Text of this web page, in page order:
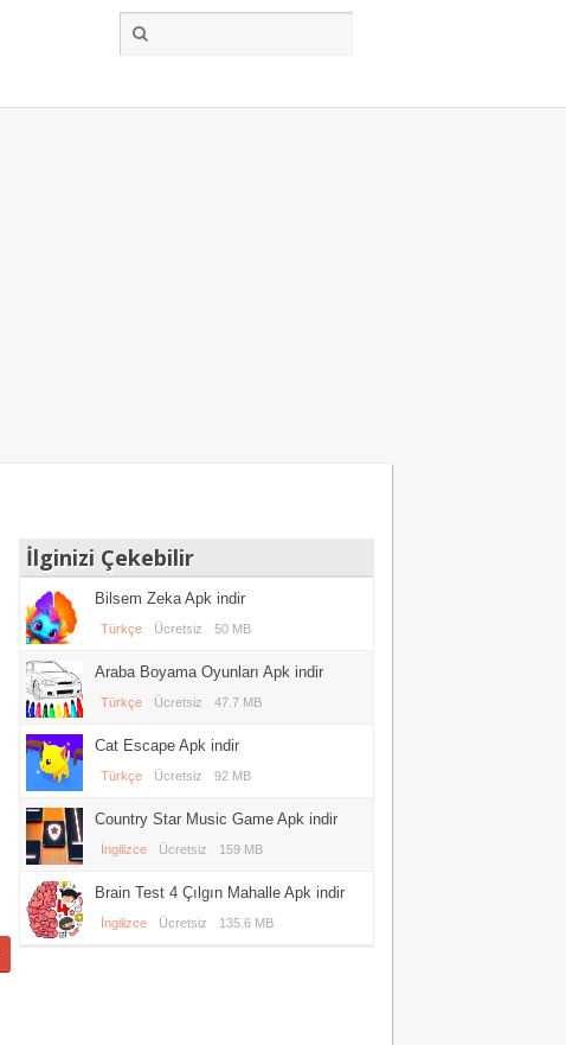
İlginizi Çekebilir
Bilsem Zeka Apk indir
Türkçe Ücretsiz 50 MB
Araba Boyama Oyunları Apk indir
Türkçe Ücretsiz 47.7 MB
Cat Escape Apk indir
Türkçe Ücretsiz 92 MB
Country Star Music Game Apk indir
İngilizce Ücretsiz 159 MB
Brain Test 4 Çılgın Mahalle Apk indir
İngilizce Ücretsiz 135.6 MB